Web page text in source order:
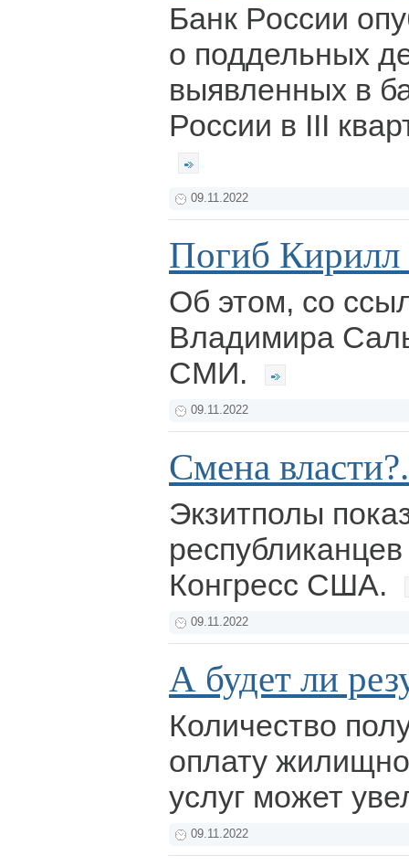
Банк России
о поддельных
выявленных в
России в III
09.11.2022
Погиб Кирилл
Об этом, со
Владимира
СМИ.
09.11.2022
Смена
Экзитполы
Конгресс США.
09.11.2022
А будет ли
Количество
оплату
услуг может
09.11.2022